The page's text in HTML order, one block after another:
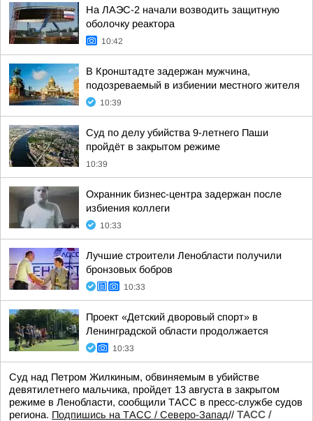
На ЛАЭС-2 начали возводить защитную
оболочку реактора
10:42
В Кронштадте задержан мужчина,
подозреваемый в избиении местного жителя
10:39
Суд по делу убийства 9-летнего Паши
пройдёт в закрытом режиме
10:39
Охранник бизнес-центра задержан после
избиения коллеги
10:33
Лучшие строители Ленобласти получили
бронзовых бобров
10:33
Проект «Детский дворовый спорт» в
Ленинградской области продолжается
10:33
Суд над Петром Жилкиным, обвиняемым в убийстве
девятилетнего мальчика, пройдет 13 августа в закрытом
режиме в Ленобласти, сообщили ТАСС в пресс-службе судов
региона. Подпишись на ТАСС / Северо-Запад// ТАСС /